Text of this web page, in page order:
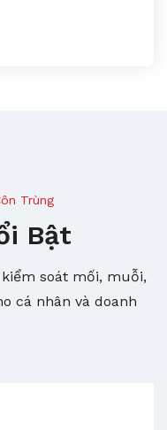
Trùng
Bật
soát mối, muỗi,
cá nhân và doanh